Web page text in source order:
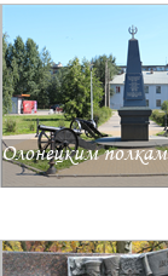
Олонецким полкам